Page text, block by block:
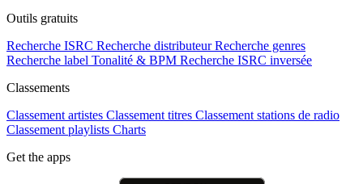
Outils gratuits
Recherche ISRC Recherche distributeur Recherche genres
Recherche label Tonalité & BPM Recherche ISRC inversée
Classements
Classement artistes Classement titres Classement stations de radio
Classement playlists Charts
Get the apps